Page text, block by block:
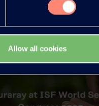
Allow all cookies